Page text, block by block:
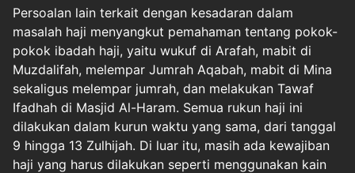
Persoalan lain terkait dengan kesadaran dalam
masalah haji menyangkut pemahaman tentang pokok-
pokok ibadah haji, yaitu wukuf di Arafah, mabit di
Muzdalifah, melempar Jumrah Aqabah, mabit di Mina
sekaligus melempar jumrah, dan melakukan Tawaf
Ifadhah di Masjid Al-Haram. Semua rukun haji ini
dilakukan dalam kurun waktu yang sama, dari tanggal
9 hingga 13 Zulhijah. Di luar itu, masih ada kewajiban
haji yang harus dilakukan seperti menggunakan kain